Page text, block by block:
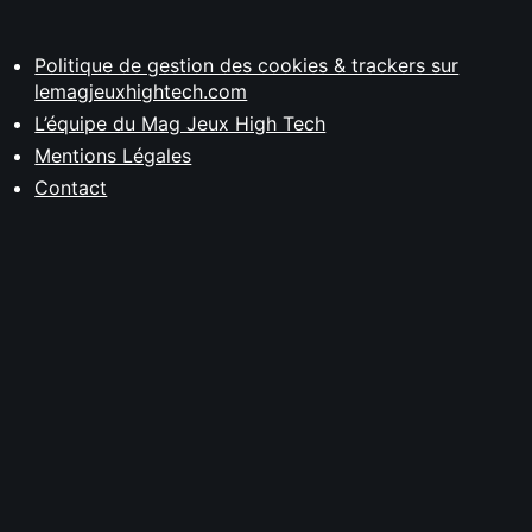
Politique de gestion des cookies & trackers sur
lemagjeuxhightech.com
L’équipe du Mag Jeux High Tech
Mentions Légales
Contact